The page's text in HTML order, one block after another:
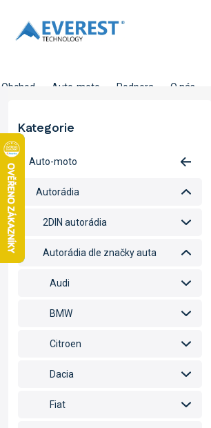
obsah
Obchod Auto-moto Podpora O nás
t
r
a
n
n
í
p
a
n
Přeskočit
kategorie
Kategorie
Auto-moto
Autorádia
2DIN autorádia
Autorádia dle značky auta
Audi
BMW
Citroen
Dacia
Fiat